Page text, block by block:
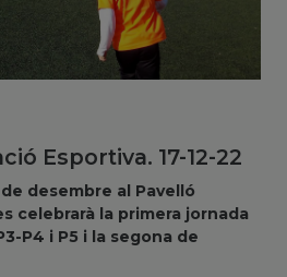
Esportiva. 17-12-22
desembre al Pavelló
celebrarà la primera jornada
P4 i P5 i la segona de